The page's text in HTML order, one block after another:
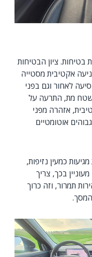
בטיחות. ציון הבטיחות
כריות אוויר, מניעה אקטיבית מסטייה
לאחור וגם בפני
בשטח מת, התרעה על
אזהרה מפני
אוטומטיים
כמעין נזיפות,
בכך, צריך
תמרור, וזה כרוך